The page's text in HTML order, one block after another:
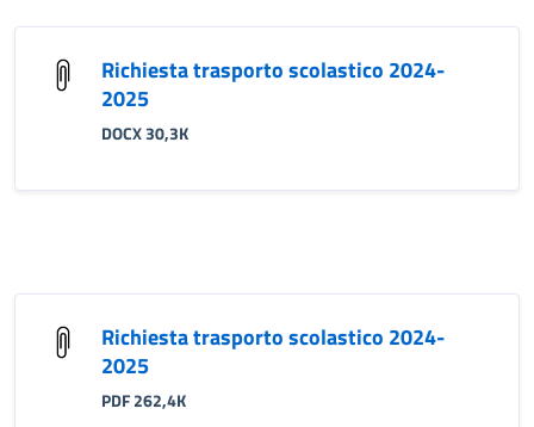
Richiesta trasporto scolastico 2024-
2025
DOCX 30,3K
Richiesta trasporto scolastico 2024-
2025
PDF 262,4K